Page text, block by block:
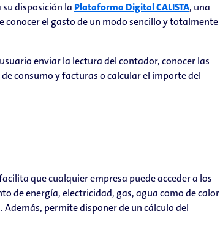
disposición la Plataforma Digital CALISTA, una
conocer el gasto de un modo sencillo y totalmente
enviar la lectura del contador, conocer las
consumo y facturas o calcular el importe del
que cualquier empresa puede acceder a los
de energía, electricidad, gas, agua como de calor
permite disponer de un cálculo del